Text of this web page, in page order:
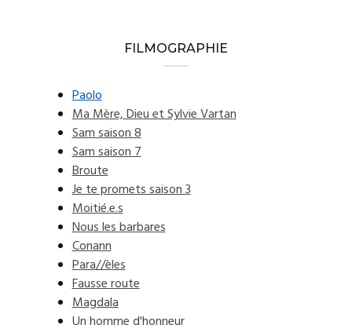
FILMOGRAPHIE
Paolo
Ma Mère, Dieu et Sylvie Vartan
Sam saison 8
Sam saison 7
Broute
Je te promets saison 3
Moitié.e.s
Nous les barbares
Conann
Para//èles
Fausse route
Magdala